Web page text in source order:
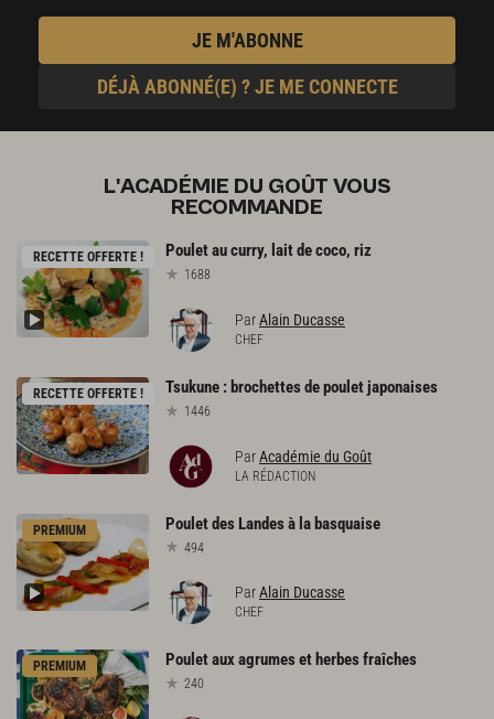
JE M'ABONNE
DÉJÀ ABONNÉ(E) ? JE ME CONNECTE
L'ACADÉMIE DU GOÛT VOUS
RECOMMANDE
RECETTE OFFERTE ! Pouletaucurry, laitdecoco, riz
1688
ParAlain Ducasse
CHEF
RECETTE OFFERTE ! Tsukune : brochettesdepouletjaponaises
1446
ParAcadémie du Goût
LA RÉDACTION
PREMIUM Pouletdes Landesà la basquaise
494
ParAlain Ducasse
CHEF
PREMIUM Pouletauxagrumeset herbesfraîches
240